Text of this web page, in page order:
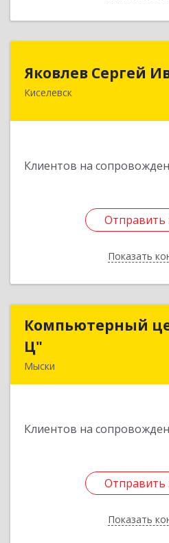
Яковлев Сергей
Киселевск
Клиентов на
Отправить
Показать
Яковлев
650002, Кемеровская
Отправить
Назад
Компьютерный
Ц"
Мыски
Клиентов на
Отправить
Показать
Компьютерный
Отправить
Назад